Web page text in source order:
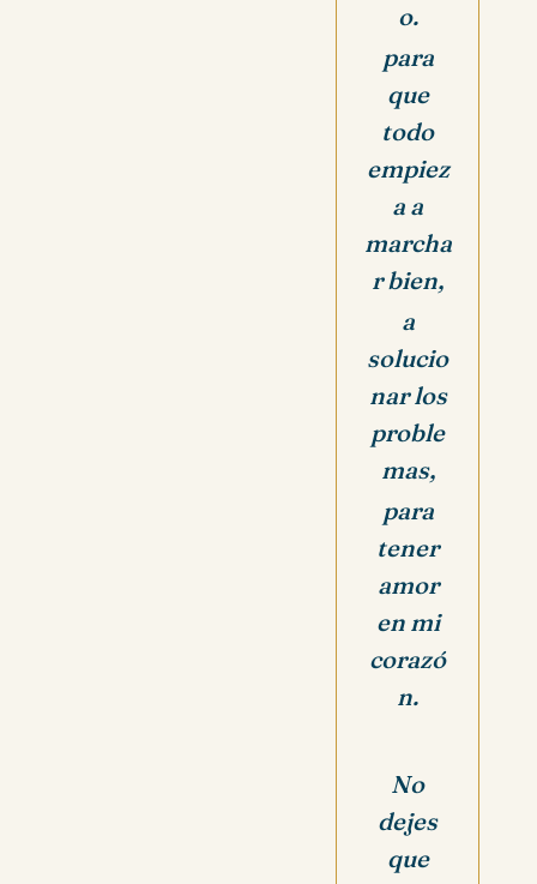
o.
para
que
todo
empiez
a a
marcha
r bien,
a
solucio
nar los
proble
mas,
para
tener
amor
en mi
corazó
n.
No
dejes
que